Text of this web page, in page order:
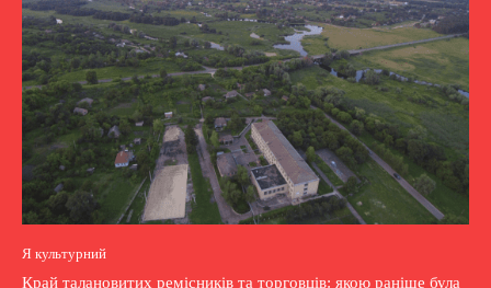
Я культурний
Край талановитих ремісників та торговців: якою раніше була